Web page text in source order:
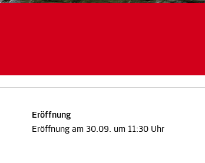
Eröffnung
Eröffnung am 30.09. um 11:30 Uhr